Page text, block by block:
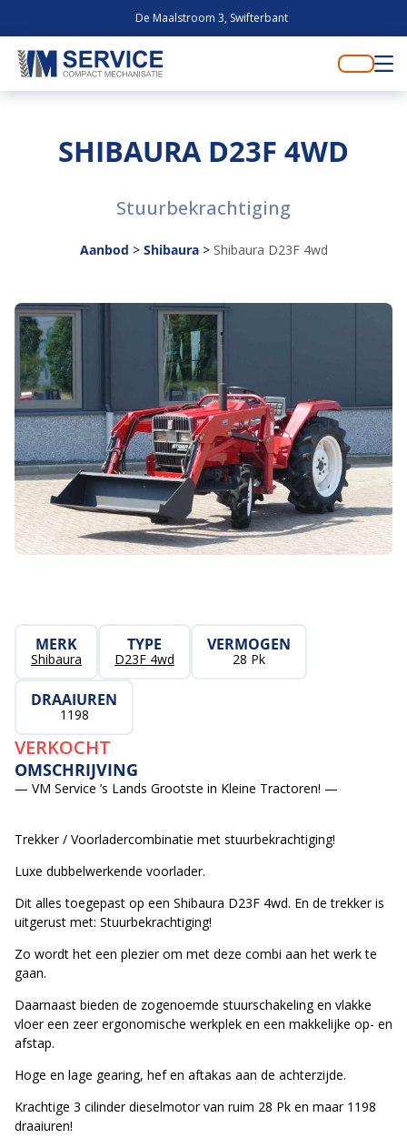
De Maalstroom 3, Swifterbant
SHIBAURA D23F 4WD
Stuurbekrachtiging
Aanbod > Shibaura> Shibaura D23F 4wd
MERK
Shibaura
TYPE
D23F 4wd
VERMOGEN
28 Pk
DRAAIUREN
1198
VERKOCHT
OMSCHRIJVING
— VM Service ’s Lands Grootste in Kleine Tractoren! —
Trekker / Voorladercombinatie met stuurbekrachtiging!
Luxe dubbelwerkende voorlader.
Dit alles toegepast op een Shibaura D23F 4wd. En de trekker is
uitgerust met: Stuurbekrachtiging!
Zo wordt het een plezier om met deze combi aan het werk te
gaan.
Daarnaast bieden de zogenoemde stuurschakeling en vlakke
vloer een zeer ergonomische werkplek en een makkelijke op- en
afstap.
Hoge en lage gearing, hef en aftakas aan de achterzijde.
Krachtige 3 cilinder dieselmotor van ruim 28 Pk en maar 1198
draaiuren!